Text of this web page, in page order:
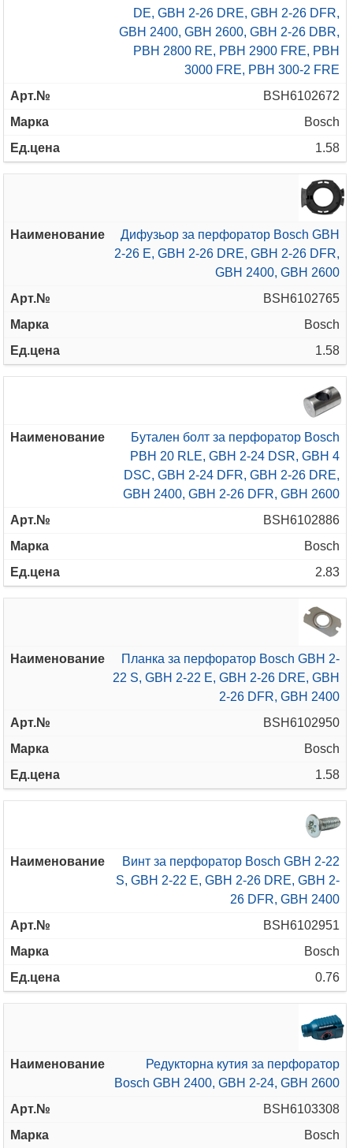
DE, GBH 2-26 DRE, GBH 2-26 DFR,
GBH 2400, GBH 2600, GBH 2-26 DBR,
PBH 2800 RE, PBH 2900 FRE, PBH
3000 FRE, PBH 300-2 FRE
BSH6102672
Bosch
1.58
Дифузьор за перфоратор Bosch GBH
2-26 E, GBH 2-26 DRE, GBH 2-26 DFR,
GBH 2400, GBH 2600
BSH6102765
Bosch
1.58
Бутален болт за перфоратор Bosch
PBH 20 RLE, GBH 2-24 DSR, GBH 4
DSC, GBH 2-24 DFR, GBH 2-26 DRE,
GBH 2400, GBH 2-26 DFR, GBH 2600
BSH6102886
Bosch
2.83
Планка за перфоратор Bosch GBH 2-
22 S, GBH 2-22 E, GBH 2-26 DRE, GBH
2-26 DFR, GBH 2400
BSH6102950
Bosch
1.58
Винт за перфоратор Bosch GBH 2-22
S, GBH 2-22 E, GBH 2-26 DRE, GBH 2-
26 DFR, GBH 2400
BSH6102951
Bosch
0.76
Редукторна кутия за перфоратор
Bosch GBH 2400, GBH 2-24, GBH 2600
BSH6103308
Bosch